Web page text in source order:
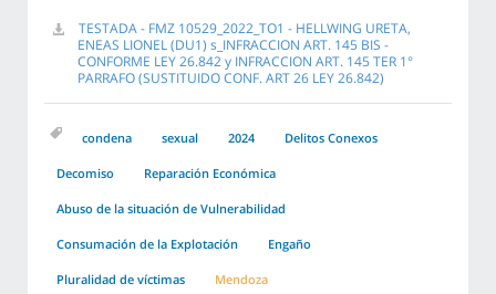
TESTADA - FMZ 10529_2022_TO1 - HELLWING URETA,
ENEAS LIONEL (DU1) s_INFRACCION ART. 145 BIS -
CONFORME LEY 26.842 y INFRACCION ART. 145 TER 1°
PARRAFO (SUSTITUIDO CONF. ART 26 LEY 26.842)
condena sexual 2024 Delitos Conexos
Decomiso Reparación Económica
Abuso de la situación de Vulnerabilidad
Consumación de la Explotación Engaño
Pluralidad de víctimas Mendoza